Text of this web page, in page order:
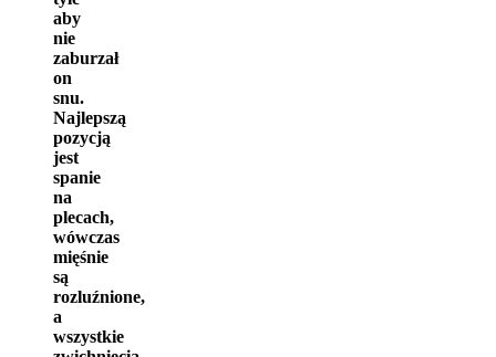
aby
nie
zaburzał
on
snu.
Najlepszą
pozycją
jest
spanie
na
plecach,
wówczas
mięśnie
są
rozluźnione,
a
wszystkie